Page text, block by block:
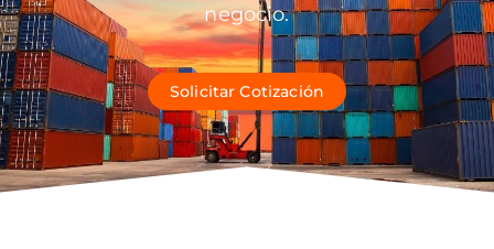
negocio.
Solicitar Cotización